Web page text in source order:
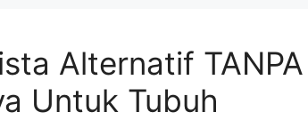
Alternatif
Untuk Tubuh